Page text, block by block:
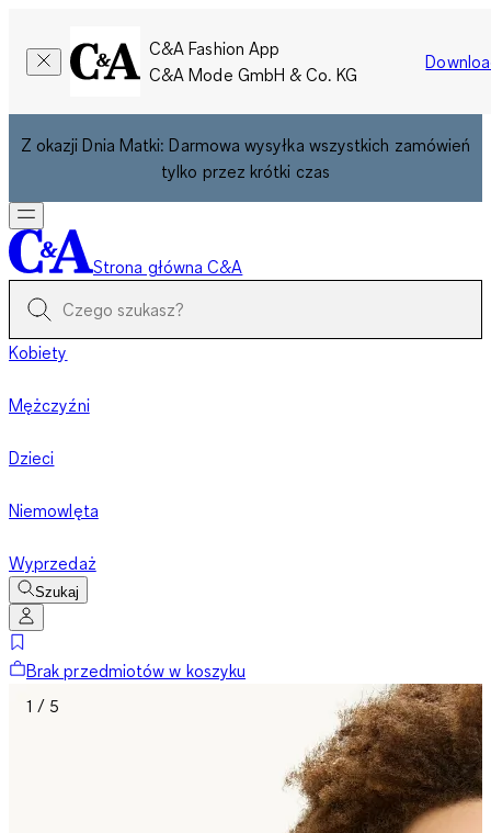
C&A Fashion App
C&A Mode GmbH & Co. KG
Z okazji Dnia Matki: Darmowa wysyłka wszystkich zamówień
tylko przez krótki czas
Strona główna C&A
Kobiety
Mężczyźni
Dzieci
Niemowlęta
Wyprzedaż
Szukaj
Brak przedmiotów w koszyku
1 / 5